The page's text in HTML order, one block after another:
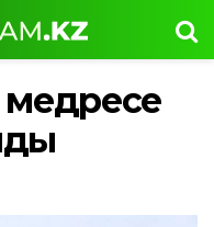
медресе